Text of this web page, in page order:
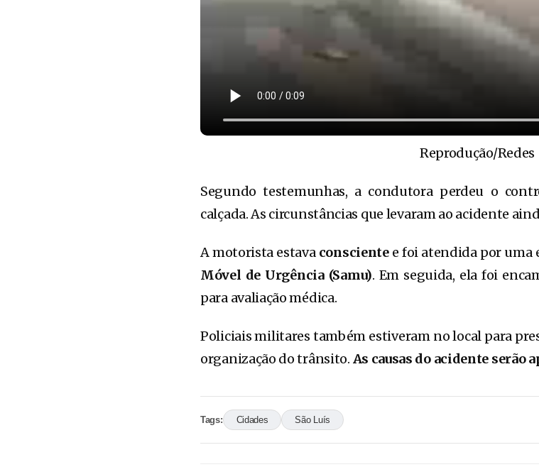
Reprodução/Redes
Segundo testemunhas, a condutora perdeu o
calçada. As circunstâncias que levaram ao acidente
A motorista estava conscientee foi atendida por uma
Móvel de Urgência (Samu). Em seguida, ela foi
para avaliação médica.
Policiais militares também estiveram no local para
organização do trânsito. As causas do acidente serão
Tags: Cidades São Luís